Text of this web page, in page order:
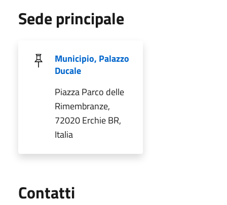
Sede principale
Municipio, Palazzo
Ducale
Piazza Parco delle
Rimembranze,
72020 Erchie BR,
Italia
Contatti